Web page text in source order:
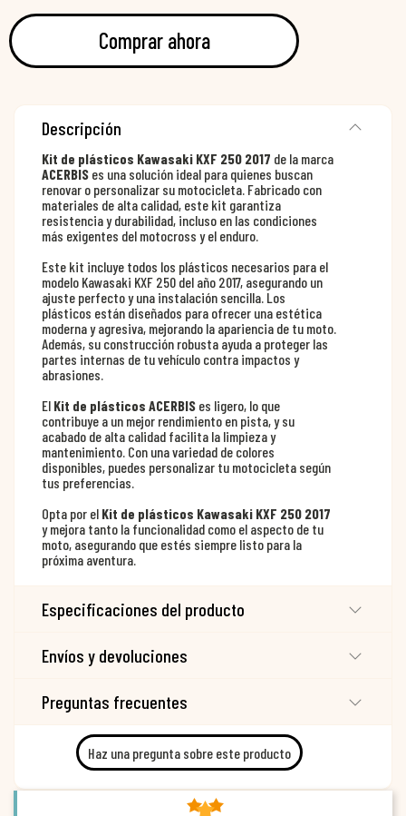
Comprar ahora
Descripción
Kit de plásticos Kawasaki KXF 250 2017 de la marca
ACERBIS es una solución ideal para quienes buscan
renovar o personalizar su motocicleta. Fabricado con
materiales de alta calidad, este kit garantiza
resistencia y durabilidad, incluso en las condiciones
más exigentes del motocross y el enduro.
Este kit incluye todos los plásticos necesarios para el
modelo Kawasaki KXF 250 del año 2017, asegurando un
ajuste perfecto y una instalación sencilla. Los
plásticos están diseñados para ofrecer una estética
moderna y agresiva, mejorando la apariencia de tu moto.
Además, su construcción robusta ayuda a proteger las
partes internas de tu vehículo contra impactos y
abrasiones.
El Kit de plásticos ACERBIS es ligero, lo que
contribuye a un mejor rendimiento en pista, y su
acabado de alta calidad facilita la limpieza y
mantenimiento. Con una variedad de colores
disponibles, puedes personalizar tu motocicleta según
tus preferencias.
Opta por el Kit de plásticos Kawasaki KXF 250 2017
y mejora tanto la funcionalidad como el aspecto de tu
moto, asegurando que estés siempre listo para la
próxima aventura.
Especificaciones del producto
Envíos y devoluciones
Preguntas frecuentes
Haz una pregunta sobre este producto